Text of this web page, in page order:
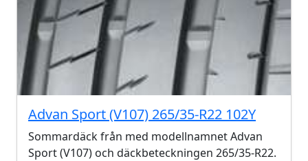
Advan Sport (V107) 265/35-R22 102Y
Sommardäck från med modellnamnet Advan
Sport (V107) och däckbeteckningen 265/35-R22.